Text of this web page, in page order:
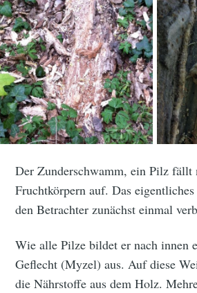
Der Zunderschwamm, ein Pilz fällt
Fruchtkörpern auf. Das
den Betrachter zunächst einmal
Wie alle Pilze bildet er nach innen
Geflecht (Myzel) aus. Auf diese
die Nährstoffe aus dem Holz.